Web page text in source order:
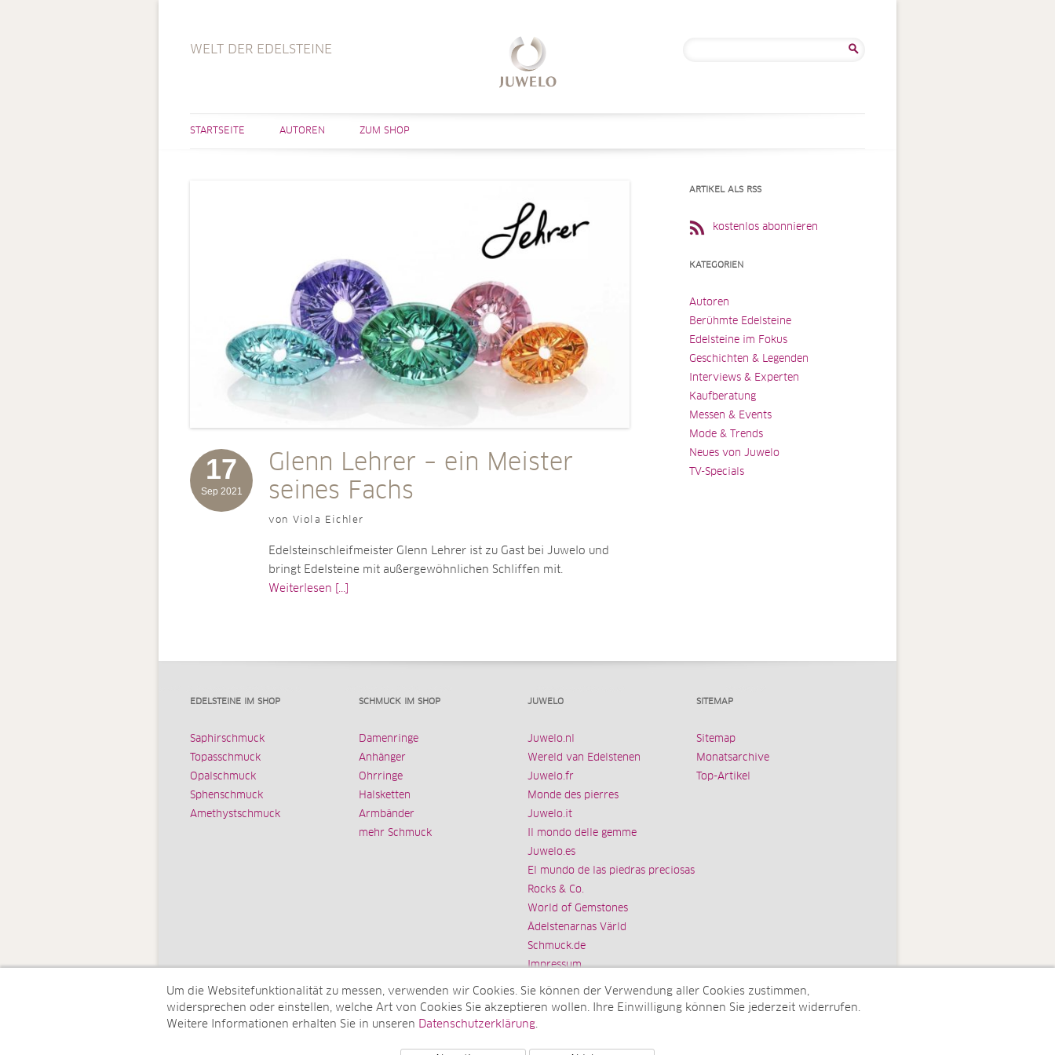
WELT DER EDELSTEINE
STARTSEITE AUTOREN ZUM SHOP
17
Sep 2021
Glenn Lehrer – ein Meister
seines Fachs
von Viola Eichler
Edelsteinschleifmeister Glenn Lehrer ist zu Gast bei Juwelo und
bringt Edelsteine mit außergewöhnlichen Schliffen mit.
Weiterlesen [...]
ARTIKEL ALS RSS
kostenlos abonnieren
KATEGORIEN
Autoren
Berühmte Edelsteine
Edelsteine im Fokus
Geschichten & Legenden
Interviews & Experten
Kaufberatung
Messen & Events
Mode & Trends
Neues von Juwelo
TV-Specials
EDELSTEINE IM SHOP
Saphirschmuck
Topasschmuck
Opalschmuck
Sphenschmuck
Amethystschmuck
SCHMUCK IM SHOP
Damenringe
Anhänger
Ohrringe
Halsketten
Armbänder
mehr Schmuck
JUWELO
Juwelo.nl
Wereld van Edelstenen
Juwelo.fr
Monde des pierres
Juwelo.it
Il mondo delle gemme
Juwelo.es
El mundo de las piedras preciosas
Rocks & Co.
World of Gemstones
Ädelstenarnas Värld
Schmuck.de
Impressum
SITEMAP
Sitemap
Monatsarchive
Top-Artikel
© Juwelo Deutschland GmbH (ein Tochterunternehmen der elumeo SE)
Um die Websitefunktionalität zu messen, verwenden wir Cookies. Sie können der Verwendung aller Cookies zustimmen,
widersprechen oder einstellen, welche Art von Cookies Sie akzeptieren wollen. Ihre Einwilligung können Sie jederzeit widerrufen.
Weitere Informationen erhalten Sie in unseren Datenschutzerklärung.